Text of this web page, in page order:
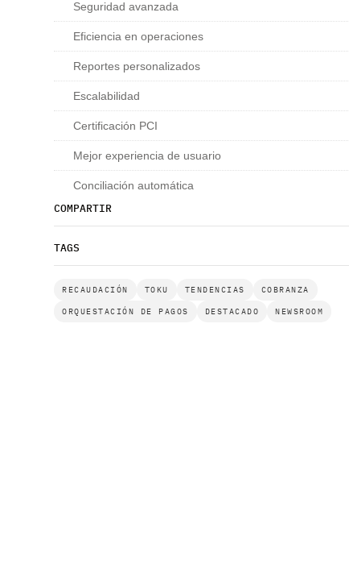
Seguridad avanzada
Eficiencia en operaciones
Reportes personalizados
Escalabilidad
Certificación PCI
Mejor experiencia de usuario
Conciliación automática
COMPARTIR
TAGS
RECAUDACIÓN TOKU TENDENCIAS COBRANZA
ORQUESTACIÓN DE PAGOS DESTACADO NEWSROOM